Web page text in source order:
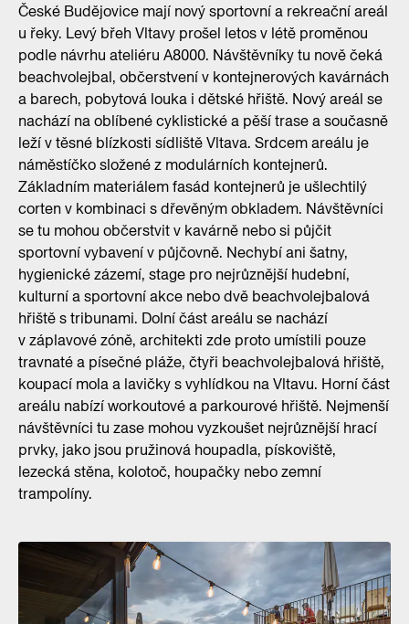
České Budějovice mají nový sportovní a rekreační areál
u řeky. Levý břeh Vltavy prošel letos v létě proměnou
podle návrhu ateliéru A8000. Návštěvníky tu nově čeká
beachvolejbal, občerstvení v kontejnerových kavárnách
a barech, pobytová louka i dětské hřiště. Nový areál se
nachází na oblíbené cyklistické a pěší trase a současně
leží v těsné blízkosti sídliště Vltava. Srdcem areálu je
náměstíčko složené z modulárních kontejnerů.
Základním materiálem fasád kontejnerů je ušlechtilý
corten v kombinaci s dřevěným obkladem. Návštěvníci
se tu mohou občerstvit v kavárně nebo si půjčit
sportovní vybavení v půjčovně. Nechybí ani šatny,
hygienické zázemí, stage pro nejrůznější hudební,
kulturní a sportovní akce nebo dvě beachvolejbalová
hřiště s tribunami. Dolní část areálu se nachází
v záplavové zóně, architekti zde proto umístili pouze
travnaté a písečné pláže, čtyři beachvolejbalová hřiště,
koupací mola a lavičky s vyhlídkou na Vltavu. Horní část
areálu nabízí workoutové a parkourové hřiště. Nejmenší
návštěvníci tu zase mohou vyzkoušet nejrůznější hrací
prvky, jako jsou pružinová houpadla, pískoviště,
lezecká stěna, kolotoč, houpačky nebo zemní
trampolíny.